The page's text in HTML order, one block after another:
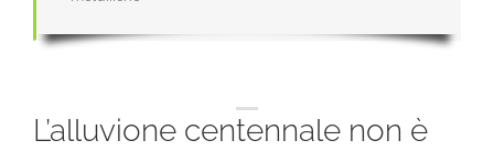
L’alluvione centennale non è